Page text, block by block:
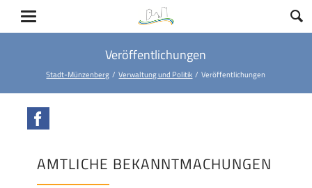
Veröffentlichungen
Stadt-Münzenberg Verwaltung und Politik Veröffentlichungen
AMTLICHE BEKANNTMACHUNGEN